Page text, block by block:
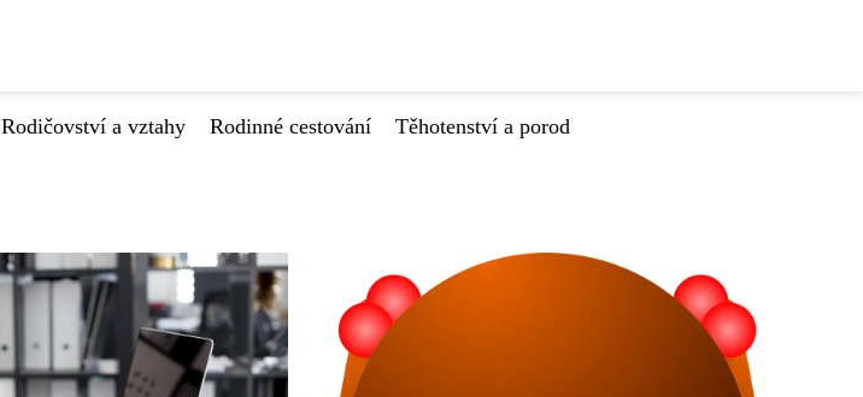
Rodičovství a vztahy Rodinné cestování
Těhotenství a porod